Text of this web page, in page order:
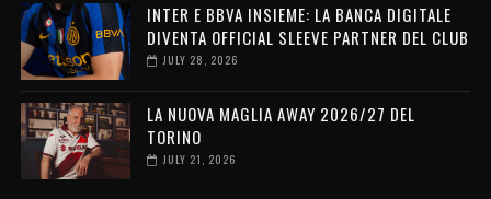
INTER E BBVA INSIEME: LA BANCA DIGITALE
DIVENTA OFFICIAL SLEEVE PARTNER DEL CLUB
JULY 28, 2026
LA NUOVA MAGLIA AWAY 2026/27 DEL
TORINO
JULY 21, 2026